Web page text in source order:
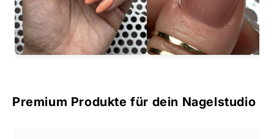
Premium Produkte für dein Nagelstudio